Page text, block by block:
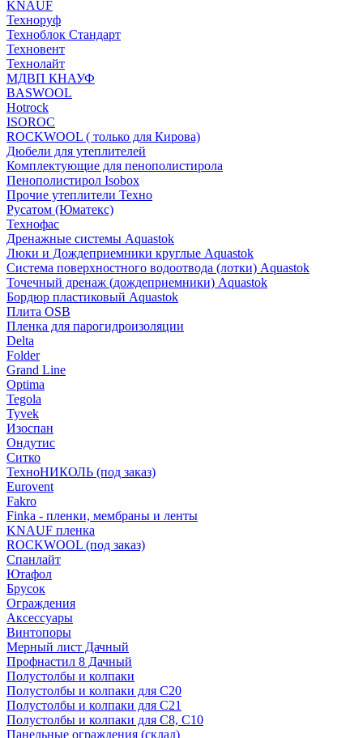
KNАUF
Технoруф
Техноблок Стандарт
Техновент
Технолайт
МДВП КНАУФ
BASWOOL
Hotrock
ISOROC
ROCKWOOL ( только для Кирова)
Дюбели для утеплителей
Комплектующие для пенополистирола
Пенополистирол Isobox
Прочие утеплители Техно
Русатом (Юматекс)
Технофас
Дренажные системы Aquastok
Люки и Дождеприемники круглые Aquastok
Система поверхностного водоотвода (лотки) Aquastok
Точечный дренаж (дождеприемники) Aquastok
Бордюр пластиковый Aquastok
Плита OSB
Пленка для парогидроизоляции
Delta
Folder
Grand Line
Optima
Tegola
Tyvek
Изоспан
Ондутис
Ситко
ТехноНИКОЛЬ (под заказ)
Eurovent
Fakro
Finka - пленки, мембраны и ленты
KNAUF пленка
ROCKWOOL (под заказ)
Спанлайт
Ютафол
Брусок
Ограждения
Аксессуары
Винтопоры
Мерный лист Дачный
Профнастил 8 Дачный
Полустолбы и колпаки
Полустолбы и колпаки для С20
Полустолбы и колпаки для С21
Полустолбы и колпаки для С8, С10
Панельные ограждения (склад)